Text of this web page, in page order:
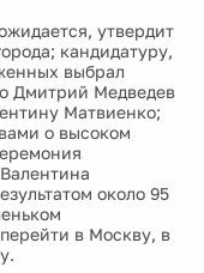
утвердит
кандидатуру,
выбрал
Дмитрий Медведев
Матвиенко;
о высоком
около 95
в Москву, в